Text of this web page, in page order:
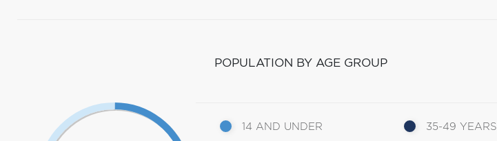
POPULATION BY AGE GROUP
14 AND UNDER 35-49 YEARS